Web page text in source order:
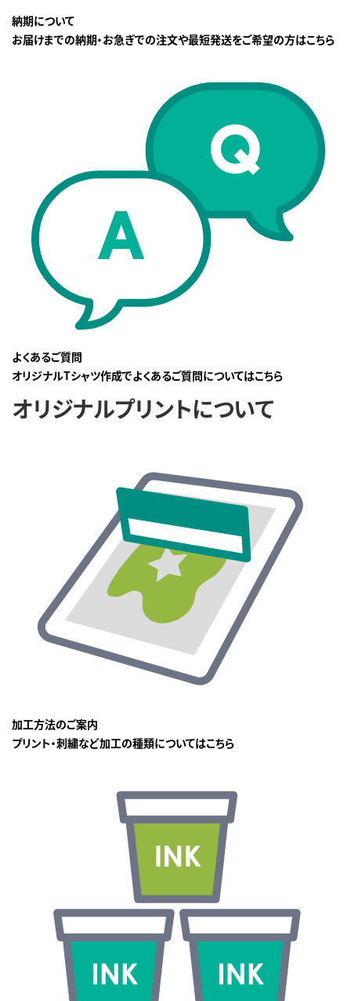
納期について
お届けまでの納期・お急ぎでの注文や最短発送をご希望の方はこちら
よくあるご質問
オリジナルTシャツ作成でよくあるご質問についてはこちら
オリジナルプリントについて
加工方法のご案内
プリント・刺繍など加工の種類についてはこちら